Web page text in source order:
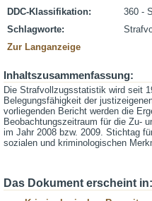
DDC-Klassifikation:
360 -
Schlagworte:
Zur Langanzeige
Inhaltszusammenfassung:
Die Strafvollzugsstatistik wird seit
Belegungsfähigkeit der
vorliegenden Bericht werden die
Beobachtungszeitraum für die Zu-
im Jahr 2008 bzw. 2009. Stichtag
sozialen und kriminologischen
Das Dokument erscheint in: